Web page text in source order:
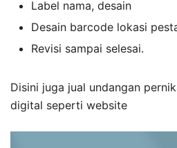
Label nama, desain
Desain barcode lokasi
Revisi sampai selesai.
Disini juga jual undangan
digital seperti website